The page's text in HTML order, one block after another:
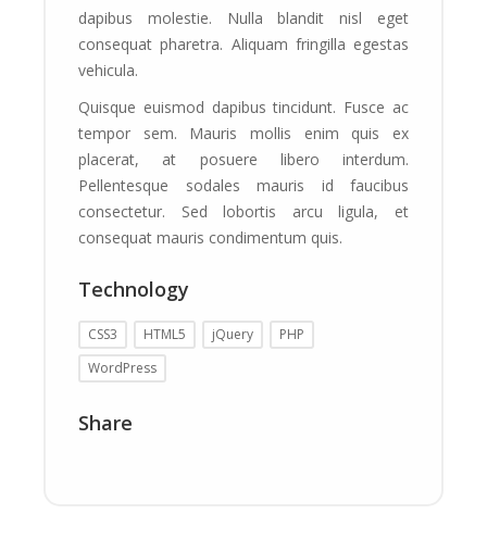
dapibus molestie. Nulla blandit nisl eget
consequat pharetra. Aliquam fringilla egestas
vehicula.
Quisque euismod dapibus tincidunt. Fusce ac
tempor sem. Mauris mollis enim quis ex
placerat, at posuere libero interdum.
Pellentesque sodales mauris id faucibus
consectetur. Sed lobortis arcu ligula, et
consequat mauris condimentum quis.
Technology
CSS3 HTML5 jQuery
PHP
WordPress
Share